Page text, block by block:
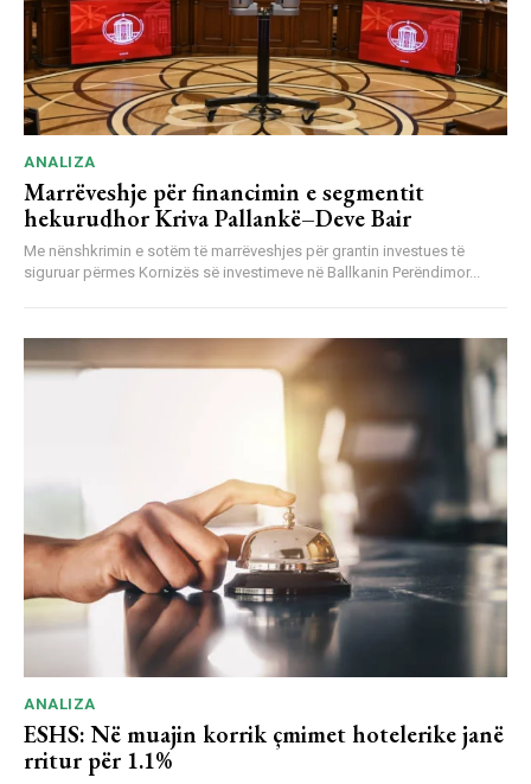
ANALIZA
Marrëveshje për financimin e segmentit
hekurudhor Kriva Pallankë–Deve Bair
Me nënshkrimin e sotëm të marrëveshjes për grantin investues të
siguruar përmes Kornizës së investimeve në Ballkanin Perëndimor...
ANALIZA
ESHS: Në muajin korrik çmimet hotelerike janë
rritur për 1.1%